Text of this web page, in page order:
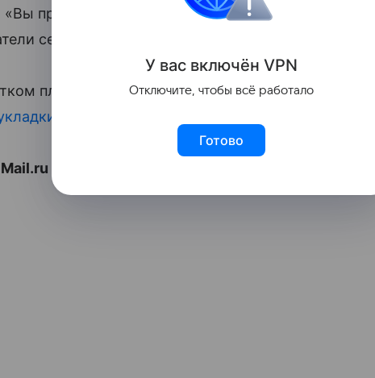
прекрасны!», «Потрясающе», «Елена, вы
сети на новый выход актрисы.
платье «взорвала» соцсети, а также
Леди.
У вас включён VPN
Отключите, чтобы всё работало
Готово